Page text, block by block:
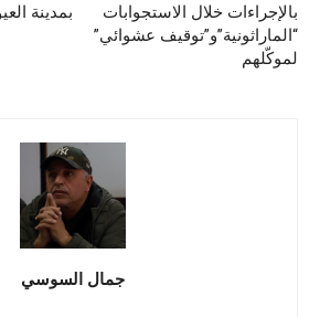
بمدينة
بالإجراءات خلال الاستجوابات
“الماراثونية”و”توقيف عشوائي”
لموكّلهم
جمال السوسي